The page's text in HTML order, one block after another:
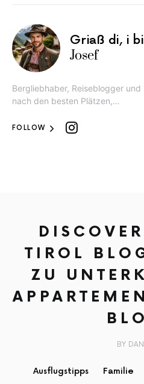
Griaß di, i
Josef
Bergliebhaber, Reiseblogger
nach den besten Plätzen,…
FOLLOW
TIROL
ZU
BY
Ausflugstipps Familie